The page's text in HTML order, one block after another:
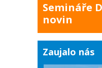
Semináře
novin
Zaujalo nás